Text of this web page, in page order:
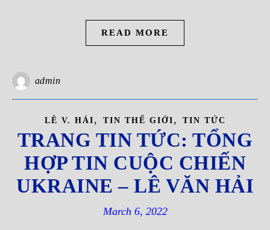
READ MORE
admin
LÊ V. HẢI , TIN THẾ GIỚI , TIN TỨC
TRANG TIN TỨC: TỔNG
HỢP TIN CUỘC CHIẾN
UKRAINE – LÊ VĂN HẢI
March 6, 2022